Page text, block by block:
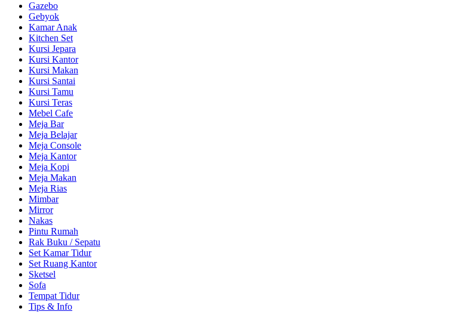
Gazebo
Gebyok
Kamar Anak
Kitchen Set
Kursi Jepara
Kursi Kantor
Kursi Makan
Kursi Santai
Kursi Tamu
Kursi Teras
Mebel Cafe
Meja Bar
Meja Belajar
Meja Console
Meja Kantor
Meja Kopi
Meja Makan
Meja Rias
Mimbar
Mirror
Nakas
Pintu Rumah
Rak Buku / Sepatu
Set Kamar Tidur
Set Ruang Kantor
Sketsel
Sofa
Tempat Tidur
Tips & Info